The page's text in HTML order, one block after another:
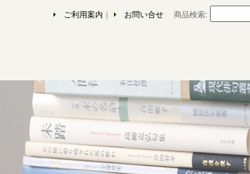
ご利用案内 お問い合せ 商品検索: